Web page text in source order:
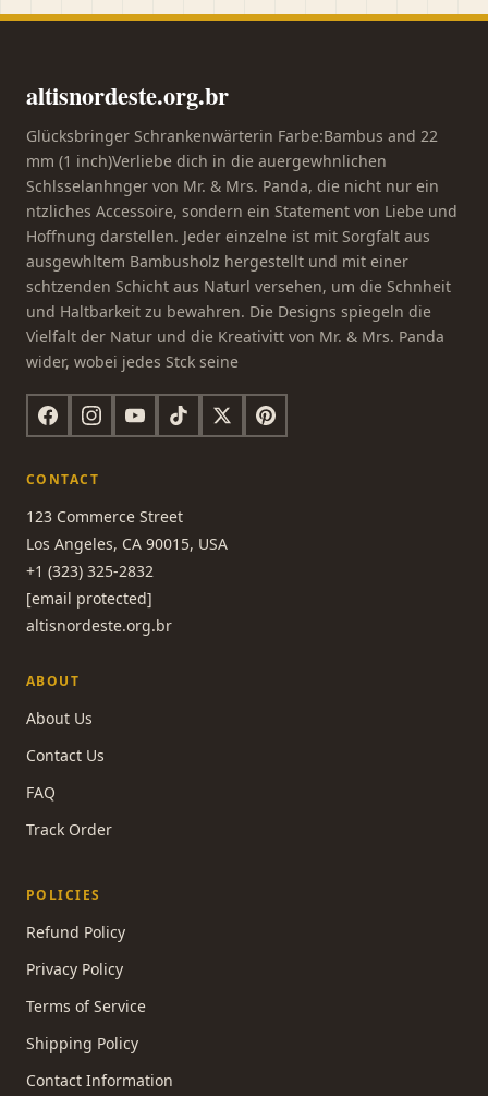
altisnordeste.org.br
Glücksbringer Schrankenwärterin Farbe:Bambus and 22
mm (1 inch)Verliebe dich in die auergewhnlichen
Schlsselanhnger von Mr. & Mrs. Panda, die nicht nur ein
ntzliches Accessoire, sondern ein Statement von Liebe und
Hoffnung darstellen. Jeder einzelne ist mit Sorgfalt aus
ausgewhltem Bambusholz hergestellt und mit einer
schtzenden Schicht aus Naturl versehen, um die Schnheit
und Haltbarkeit zu bewahren. Die Designs spiegeln die
Vielfalt der Natur und die Kreativitt von Mr. & Mrs. Panda
wider, wobei jedes Stck seine
CONTACT
123 Commerce Street
Los Angeles, CA 90015, USA
+1 (323) 325-2832
[email protected]
altisnordeste.org.br
ABOUT
About Us
Contact Us
FAQ
Track Order
POLICIES
Refund Policy
Privacy Policy
Terms of Service
Shipping Policy
Contact Information